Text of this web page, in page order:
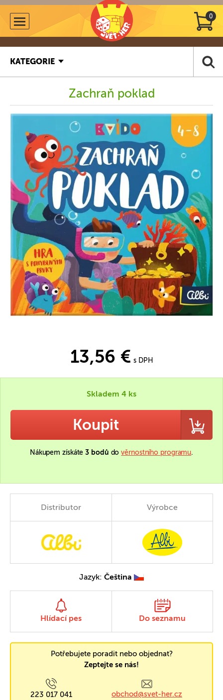
0
KATEGORIE
Zachraň poklad
13,56 € s DPH
Skladem 4 ks
Koupit
Nákupem získáte3 bodů dověrnostního programu.
Distributor Výrobce
Jazyk: Čeština
Hlídací pes Do seznamu
Potřebujete poradit nebo objednat?
Zeptejte se nás!
223 017 041 obchod@svet-her.cz